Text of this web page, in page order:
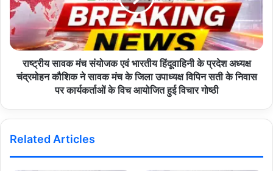
Copy URL
राष्ट्रीय सावक मंच संयोजक एवं भारतीय हिंदूवाहिनी के प्रदेश अध्यक्ष
चंद्रमोहन कौशिक ने सावक मंच के जिला उपाध्यक्ष विपिन सती के निवास
पर कार्यकर्ताओं के विच आयोजित हुई विचार गोष्ठी
Related Articles